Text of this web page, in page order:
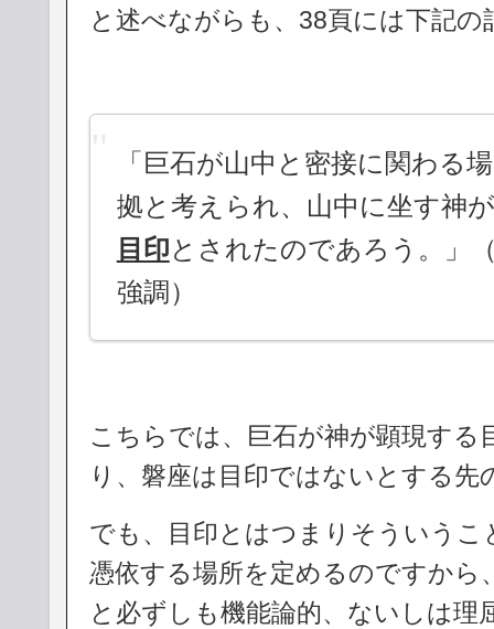
と述べながらも、38頁には下記
「巨石が山中と密接に関わる
拠と考えられ、山中に坐す神
目印とされたのであろう。」
強調）
こちらでは、巨石が神が顕現する
り、磐座は目印ではないとする先
でも、目印とはつまりそういうこ
憑依する場所を定めるのですから
と必ずしも機能論的、ないしは理